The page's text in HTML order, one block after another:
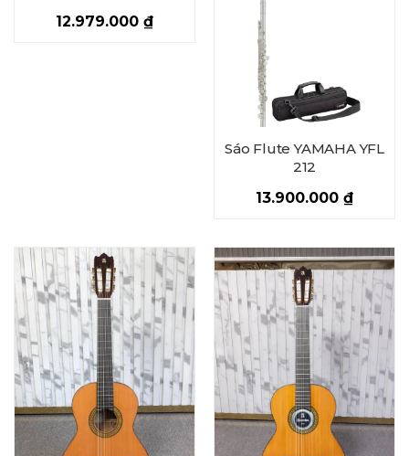
12.979.000 ₫
Sáo Flute YAMAHA YFL
212
13.900.000 ₫